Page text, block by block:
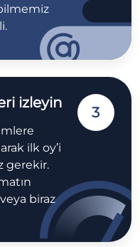
izleyin
ilk oy’i
gerekir.
biraz
3